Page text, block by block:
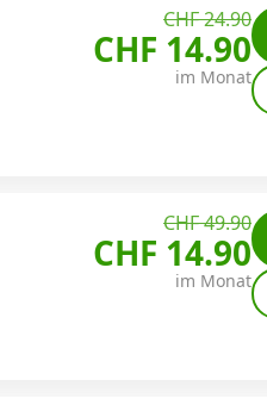
CHF 24.90
CHF 14.90
im Monat
CHF 49.90
CHF 14.90
im Monat